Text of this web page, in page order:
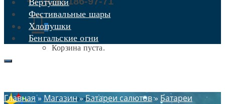
0
Корзина пуста.
Вертушки
Фестивальные шары
Хлопушки
Бенгальские огни
Главная » Магазин» Батареи салютов» Батареи